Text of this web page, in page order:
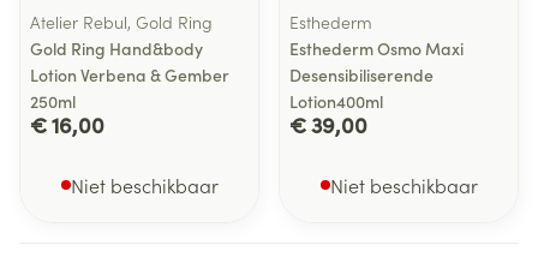
Atelier Rebul, Gold Ring
Gold Ring Hand&body
Lotion Verbena & Gember
250ml
€ 16,00
Niet beschikbaar
Esthederm
Esthederm Osmo Maxi
Desensibiliserende
Lotion400ml
€ 39,00
Niet beschikbaar